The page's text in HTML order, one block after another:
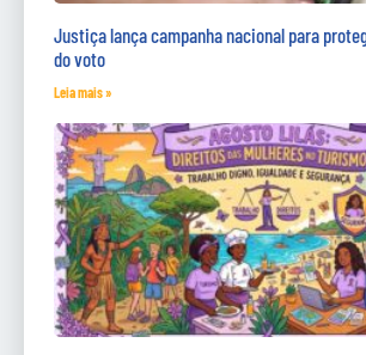
Justiça lança campanha nacional para
do voto
Leia mais »